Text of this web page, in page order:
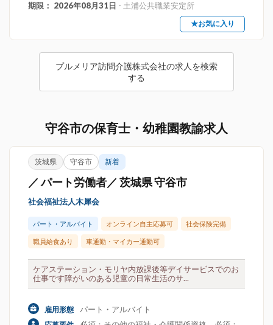
期限： 2026年08月31日 - 土浦公共職業安定所
★お気に入り
プルメリア訪問介護株式会社の求人を検索
する
守谷市の保育士・幼稚園教諭求人
茨城県 守谷市 新着
／ パート労働者／ 茨城県 守谷市
社会福祉法人木犀会
パート・アルバイト オンライン自主応募可 社会保険完備
職員給食あり 車通勤・マイカー通勤可
ケアステーション・モリヤ内放課後等デイサービスでのお
仕事です障がいのある児童の日常生活のサ...
雇用形態 パート・アルバイト